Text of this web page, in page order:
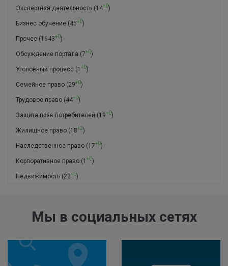
Экспертная деятельность (14+0)
Бизнес обучение (45+0)
Прочее (1643+0)
Обсуждение портала (7+0)
Уголовный процесс (1 +0)
Семейное право (29+0)
Трудовое право (44+0)
Защита прав потребителей (19+0)
Жилищное право (18+2)
Наследственное право (17+0)
Корпоративное право (1 +0)
Недвижимость (22+0)
Мы в социальных сетях